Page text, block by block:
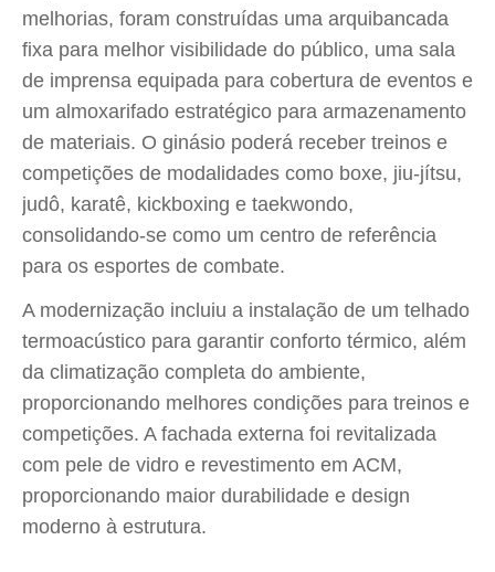
melhorias, foram construídas uma arquibancada
fixa para melhor visibilidade do público, uma sala
de imprensa equipada para cobertura de eventos e
um almoxarifado estratégico para armazenamento
de materiais. O ginásio poderá receber treinos e
competições de modalidades como boxe, jiu-jítsu,
judô, karatê, kickboxing e taekwondo,
consolidando-se como um centro de referência
para os esportes de combate.
A modernização incluiu a instalação de um telhado
termoacústico para garantir conforto térmico, além
da climatização completa do ambiente,
proporcionando melhores condições para treinos e
competições. A fachada externa foi revitalizada
com pele de vidro e revestimento em ACM,
proporcionando maior durabilidade e design
moderno à estrutura.